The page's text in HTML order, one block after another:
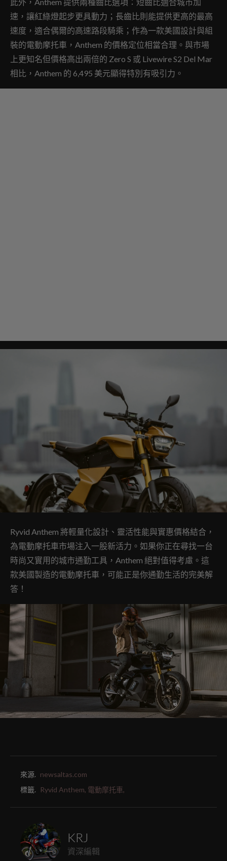
速，讓紅綠燈起步更具動力；長齒比則能提供更高的最高
速度，適合偶爾的高速路段騎乘；作為一款美國設計與組
裝的電動摩托車，Anthem 的價格定位相當合理。與市場
上更知名但價格高出兩倍的 Zero S 或 Livewire S2 Del Mar
相比，Anthem 的 6,495 美元顯得特別有吸引力。
Ryvid Anthem 將輕量化設計、靈活性能與實惠價格結合，
為電動摩托車市場注入一股新活力。如果你正在尋找一台
時尚又實用的城市通勤工具，Anthem 絕對值得考慮。這
款美國製造的電動摩托車，可能正是你通勤生活的完美解
答！
來源. newsaltas.com
標籤.
Ryvid Anthem, 電動摩托車,
KRJ
資深編輯